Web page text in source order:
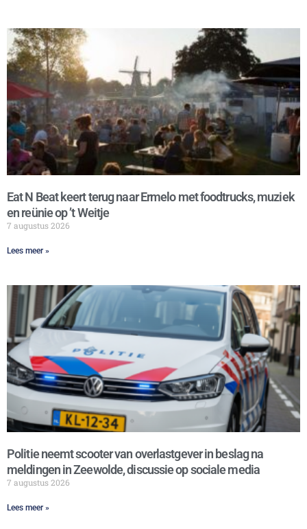
Eat N Beat keert terug naar Ermelo met foodtrucks, muziek
en reünie op ’t Weitje
7 augustus 2026
Lees meer »
Politie neemt scooter van overlastgever in beslag na
meldingen in Zeewolde, discussie op sociale media
7 augustus 2026
Lees meer »